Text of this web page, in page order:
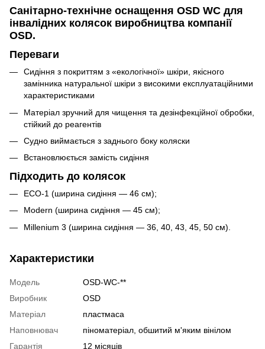
Санітарно-технічне оснащення OSD WC для
інвалідних колясок виробництва компанії
OSD.
Переваги
Сидіння з покриттям з «екологічної» шкіри, якісного
замінника натуральної шкіри з високими експлуатаційними
характеристиками
Матеріал зручний для чищення та дезінфекційної обробки,
стійкий до реагентів
Судно виймається з заднього боку коляски
Встановлюється замість сидіння
Підходить до колясок
ECO-1 (ширина сидіння — 46 см);
Modern (ширина сидіння — 45 см);
Millenium 3 (ширина сидіння — 36, 40, 43, 45, 50 см).
Характеристики
Модель
OSD-WC-**
Виробник
OSD
Матеріал
пластмаса
Наповнювач
піноматеріал, обшитий м'яким вінілом
Гарантія
12 місяців